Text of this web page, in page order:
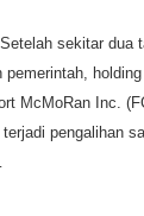
sekitar dua
McMoRan Inc.
pengalihan